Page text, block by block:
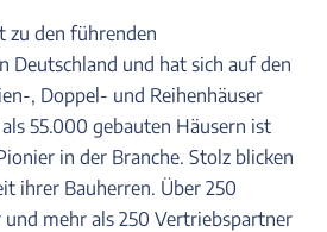
zu den führenden
Deutschland und hat sich auf den
, Doppel- und Reihenhäuser
55.000 gebauten Häusern ist
in der Branche. Stolz blicken
ihrer Bauherren. Über 250
mehr als 250 Vertriebspartner